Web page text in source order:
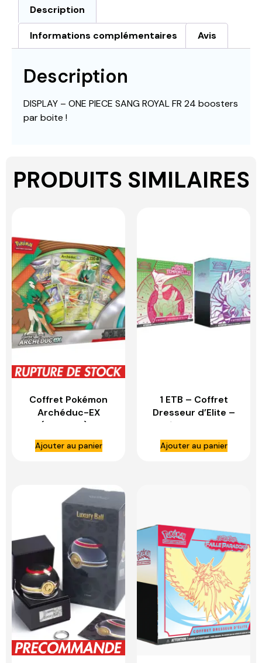
Description
Informations complémentaires Avis
Description
DISPLAY – ONE PIECE SANG ROYAL FR 24 boosters
par boite !
PRODUITS SIMILAIRES
Coffret Pokémon
Archéduc-EX
(Français) –
ASMODEE
Ajouter au panier
1 ETB – Coffret
Dresseur d’Elite –
Pokémon – EV05 –
Forces temporelles
– FR
Ajouter au panier